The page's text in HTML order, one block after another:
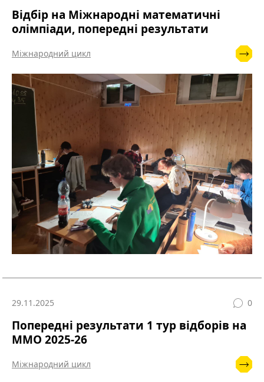
Відбір на Міжнародні математичні
олімпіади, попередні результати
Міжнародний цикл
29.11.2025 0
Попередні результати 1 тур відборів на
ММО 2025-26
Міжнародний цикл